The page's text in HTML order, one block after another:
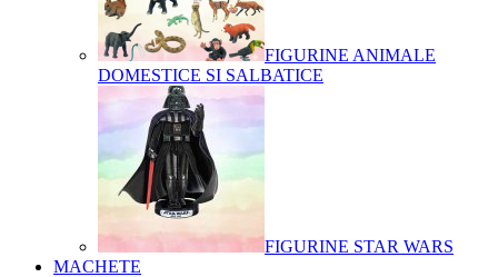
FIGURINE ANIMALE
DOMESTICE SI SALBATICE
FIGURINE STAR WARS
MACHETE